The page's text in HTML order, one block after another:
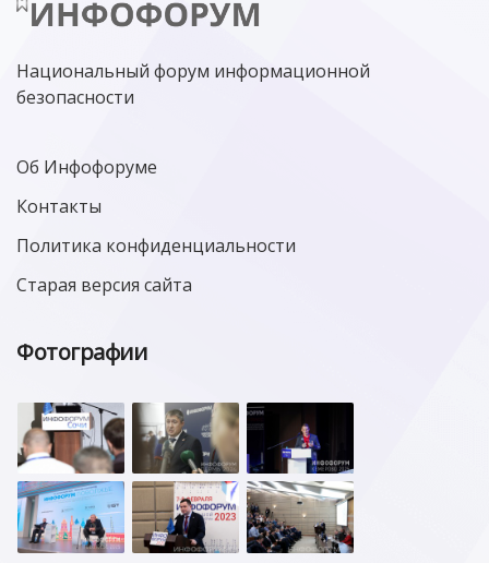
Национальный форум информационной
безопасности
Об Инфофоруме
Контакты
Политика конфиденциальности
Старая версия сайта
Фотографии